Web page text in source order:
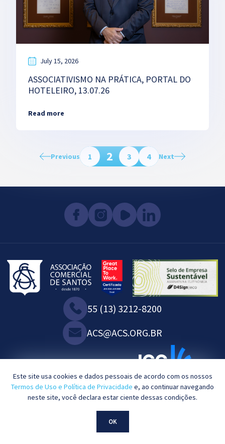
Este site usa cookies e dados pessoais de acordo com os nossos
Termos de Uso e Política de Privacidade e, ao continuar navegando
neste site, você declara estar ciente dessas condições.
OK
July 15, 2026
ASSOCIATIVISMO NA PRÁTICA, PORTAL DO
HOTELEIRO, 13.07.26
Read more
Previous 1 2 3 4 Next
55 (13) 3212-8200
ACS@ACS.ORG.BR
2023©. All rights reserved.
Powered byKBRTEC